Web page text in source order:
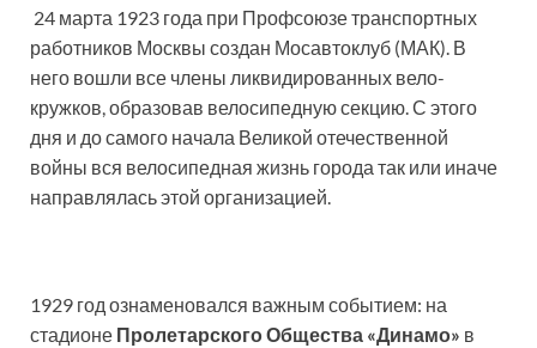
24 марта 1923 года при Профсоюзе транспортных
работников Москвы создан Мосавтоклуб (МАК). В
него вошли все члены ликвидированных вело-
кружков, образовав велосипедную секцию. С этого
дня и до самого начала Великой отечественной
войны вся велосипедная жизнь города так или иначе
направлялась этой организацией.
1929 год ознаменовался важным событием: на
стадионе Пролетарского Общества «Динамо» в